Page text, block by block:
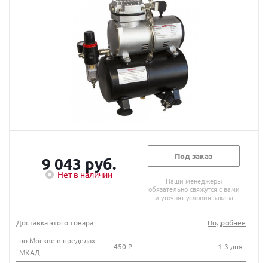
9 043 руб.
Нет в наличии
Под заказ
Наши менеджеры
обязательно свяжутся с вами
и уточнят условия заказа
Доставка этого товара
Подробнее
по Москве в пределах
МКАД
450 Р 1-3 дня